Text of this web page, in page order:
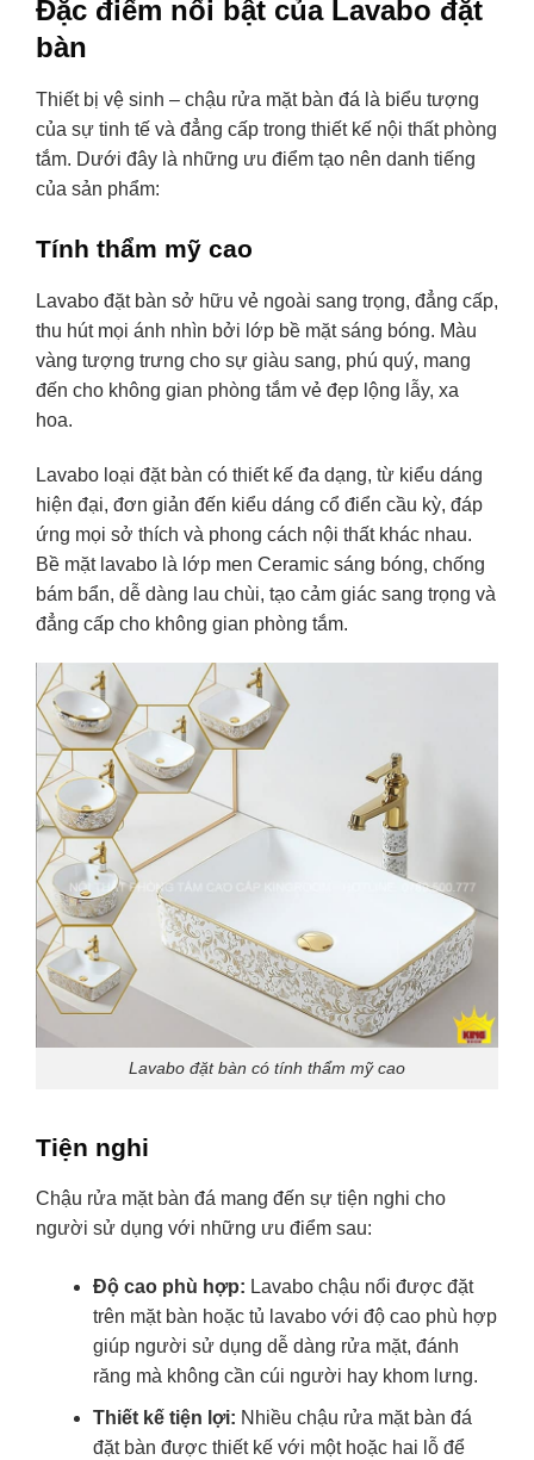
Đặc điểm nổi bật của Lavabo đặt
bàn
Thiết bị vệ sinh – chậu rửa mặt bàn đá là biểu tượng
của sự tinh tế và đẳng cấp trong thiết kế nội thất phòng
tắm. Dưới đây là những ưu điểm tạo nên danh tiếng
của sản phẩm:
Tính thẩm mỹ cao
Lavabo đặt bàn sở hữu vẻ ngoài sang trọng, đẳng cấp,
thu hút mọi ánh nhìn bởi lớp bề mặt sáng bóng. Màu
vàng tượng trưng cho sự giàu sang, phú quý, mang
đến cho không gian phòng tắm vẻ đẹp lộng lẫy, xa
hoa.
Lavabo loại đặt bàn có thiết kế đa dạng, từ kiểu dáng
hiện đại, đơn giản đến kiểu dáng cổ điển cầu kỳ, đáp
ứng mọi sở thích và phong cách nội thất khác nhau.
Bề mặt lavabo là lớp men Ceramic sáng bóng, chống
bám bẩn, dễ dàng lau chùi, tạo cảm giác sang trọng và
đẳng cấp cho không gian phòng tắm.
Lavabo đặt bàn có tính thẩm mỹ cao
Tiện nghi
Chậu rửa mặt bàn đá mang đến sự tiện nghi cho
người sử dụng với những ưu điểm sau:
Độ cao phù hợp: Lavabo chậu nổi được đặt
trên mặt bàn hoặc tủ lavabo với độ cao phù hợp
giúp người sử dụng dễ dàng rửa mặt, đánh
răng mà không cần cúi người hay khom lưng.
Thiết kế tiện lợi: Nhiều chậu rửa mặt bàn đá
đặt bàn được thiết kế với một hoặc hai lỗ để